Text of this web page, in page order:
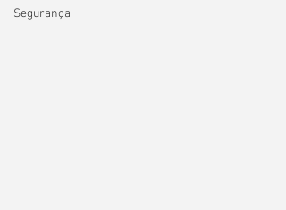
Segurança